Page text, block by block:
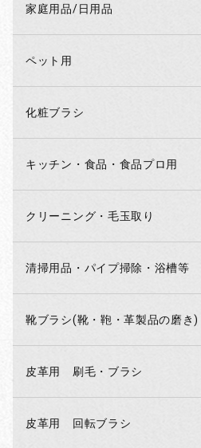
家庭用品/日用品
ペット用
化粧ブラシ
キッチン・食品・食品プロ用
クリーニング・毛玉取り
清掃用品・パイプ掃除・浴槽等
靴ブラシ(靴・鞄・革製品の磨き)
皮革用 刷毛・ブラシ
皮革用 回転ブラシ